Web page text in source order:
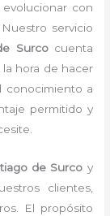
con
servicio
Surcocuenta
hora de hacer
conocimiento a
permitido y
de Surco y
clientes,
El propósito